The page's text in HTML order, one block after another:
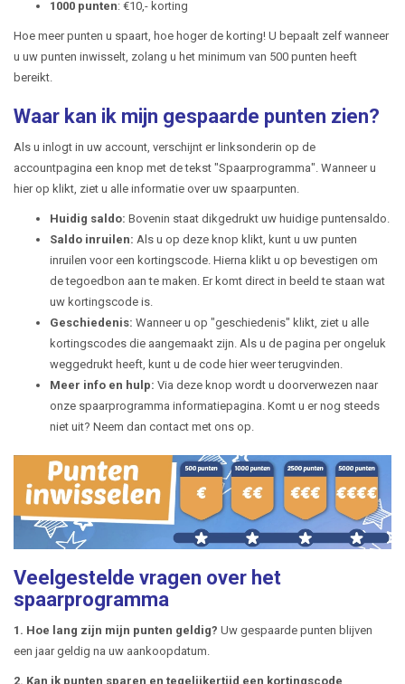
1000 punten: €10,- korting
Hoe meer punten u spaart, hoe hoger de korting! U bepaalt zelf wanneer
u uw punten inwisselt, zolang u het minimum van 500 punten heeft
bereikt.
Waar kan ik mijn gespaarde punten zien?
Als u inlogt in uw account, verschijnt er linksonderin op de
accountpagina een knop met de tekst "Spaarprogramma". Wanneer u
hier op klikt, ziet u alle informatie over uw spaarpunten.
Huidig saldo: Bovenin staat dikgedrukt uw huidige puntensaldo.
Saldo inruilen: Als u op deze knop klikt, kunt u uw punten
inruilen voor een kortingscode. Hierna klikt u op bevestigen om
de tegoedbon aan te maken. Er komt direct in beeld te staan wat
uw kortingscode is.
Geschiedenis: Wanneer u op "geschiedenis" klikt, ziet u alle
kortingscodes die aangemaakt zijn. Als u de pagina per ongeluk
weggedrukt heeft, kunt u de code hier weer terugvinden.
Meer info en hulp: Via deze knop wordt u doorverwezen naar
onze spaarprogramma informatiepagina. Komt u er nog steeds
niet uit? Neem dan contact met ons op.
Veelgestelde vragen over het
spaarprogramma
1. Hoe lang zijn mijn punten geldig? Uw gespaarde punten blijven
een jaar geldig na uw aankoopdatum.
2. Kan ik punten sparen en tegelijkertijd een kortingscode